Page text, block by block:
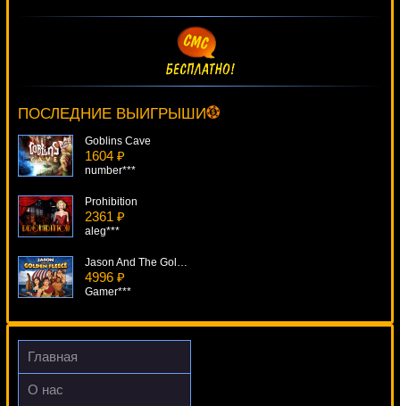
ПОСЛЕДНИЕ ВЫИГРЫШИ
sgvwood***
Goblins Cave
1604 ₽
number***
Prohibition
2361 ₽
aleg***
Jason And The Golden Fleece
4996 ₽
Gamer***
Two Mayans
3115 ₽
Главная
О нас